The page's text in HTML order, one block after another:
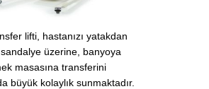
lifti, hastanızı yatakdan
üzerine, banyoya
masasına transferini
büyük kolaylık sunmaktadır.